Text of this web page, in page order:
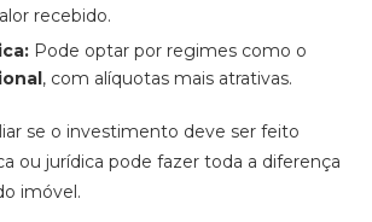
recebido.
Pode optar por regimes como o
, com alíquotas mais atrativas.
se o investimento deve ser feito
ou jurídica pode fazer toda a diferença
imóvel.